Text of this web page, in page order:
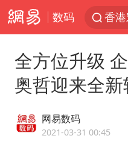
数码
周
白海
多个
全方位升级
奥哲迎来全新
网易数码
2021-03-31 00:45